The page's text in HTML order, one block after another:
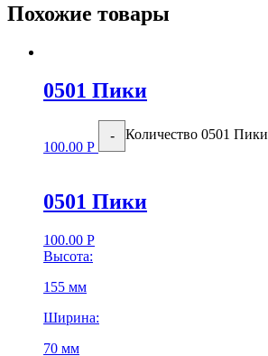
Похожие товары
0501 Пики
100.00 Р
- Количество 0501 Пики
0501 Пики
100.00 Р
Высота:
155 мм
Ширина:
70 мм